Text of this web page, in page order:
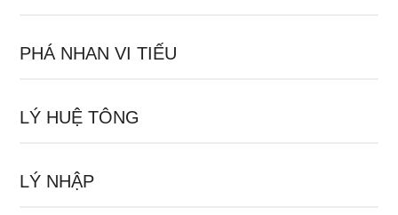
PHÁ NHAN VI TIẾU
LÝ HUỆ TÔNG
LÝ NHẬP